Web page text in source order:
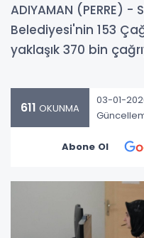
ADIYAMAN (PERRE) -
Belediyesi'nin 153
yaklaşık 370 bin
611 OKUNMA
03-01-
Abone Ol